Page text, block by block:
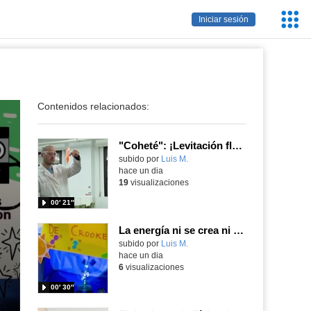
Iniciar sesión
Contenidos relacionados:
"Coheté": ¡Levitación flamígera!
Contenido educativo.
subido por Luis M.
00′ 21″
hace un dia
19visualizaciones
La energía ni se crea ni se destruye... ¡se experimenta! El Tierno en la Feria Madrid es Ciencia 2026
Contenido educativo.
subido por Luis M.
00′ 30″
hace un dia
6visualizaciones